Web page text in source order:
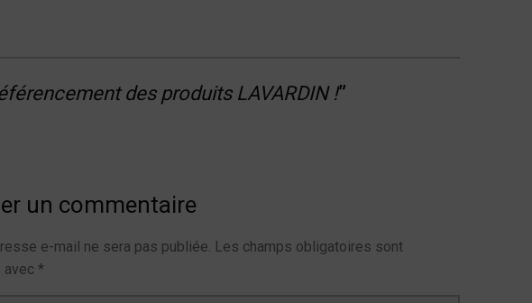
des produits LAVARDIN !”
un commentaire
e-mail ne sera pas publiée. Les champs obligatoires sont
avec*